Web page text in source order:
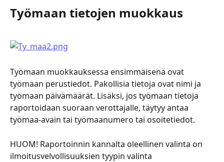
Työmaan tietojen muokkaus
Työmaan muokkauksessa ensimmäisenä ovat
työmaan perustiedot. Pakollisia tietoja ovat nimi ja
työmaan päivämäärät. Lisäksi, jos työmaan tietoja
raportoidaan suoraan verottajalle, täytyy antaa
työmaa-avain tai työmaanumero tai osoitetiedot.
HUOM! Raportoinnin kannalta oleellinen valinta on
ilmoitusvelvollisuuksien tyypin valinta